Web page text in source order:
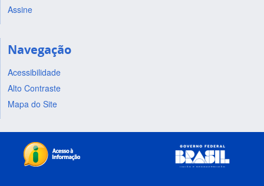
Assine
Navegação
Acessibilidade
Alto Contraste
Mapa do Site